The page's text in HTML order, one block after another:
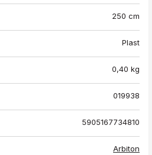
250 cm
Plast
0,40 kg
019938
5905167734810
Arbiton